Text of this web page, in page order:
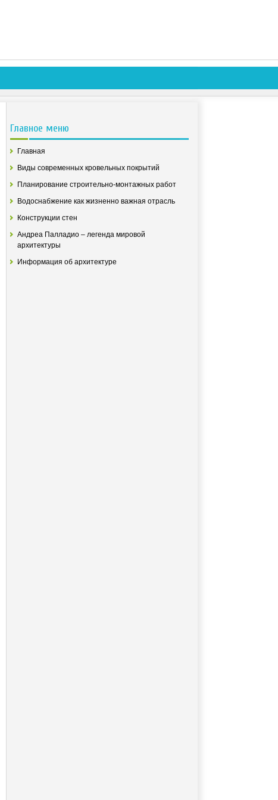
Главное меню
Главная
Виды современных кровельных покрытий
Планирование строительно-монтажных работ
Водоснабжение как жизненно важная отрасль
Конструкции стен
Андреа Палладио – легенда мировой
архитектуры
Информация об архитектуре